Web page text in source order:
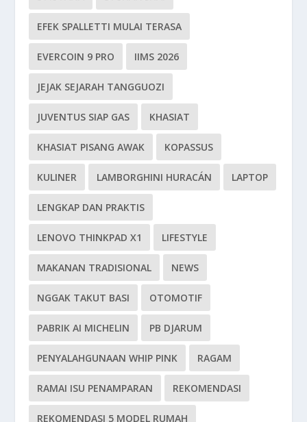
EFEK SPALLETTI MULAI TERASA
EVERCOIN 9 PRO IIMS 2026
JEJAK SEJARAH TANGGUOZI
JUVENTUS SIAP GAS KHASIAT
KHASIAT PISANG AWAK KOPASSUS
KULINER LAMBORGHINI HURACÁN LAPTOP
LENGKAP DAN PRAKTIS
LENOVO THINKPAD X1 LIFESTYLE
MAKANAN TRADISIONAL NEWS
NGGAK TAKUT BASI OTOMOTIF
PABRIK AI MICHELIN PB DJARUM
PENYALAHGUNAAN WHIP PINK RAGAM
RAMAI ISU PENAMPARAN REKOMENDASI
REKOMENDASI 5 MODEL RUMAH